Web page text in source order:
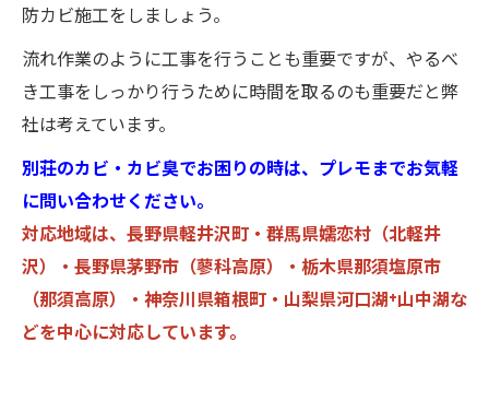
防カビ施工をしましょう。
流れ作業のように工事を行うことも重要ですが、やるべ
き工事をしっかり行うために時間を取るのも重要だと弊
社は考えています。
別荘のカビ・カビ臭でお困りの時は、プレモまでお気軽
に問い合わせください。
対応地域は、長野県軽井沢町・群馬県嬬恋村（北軽井
沢）・長野県茅野市（蓼科高原）・栃木県那須塩原市
（那須高原）・神奈川県箱根町・山梨県河口湖+山中湖な
どを中心に対応しています。